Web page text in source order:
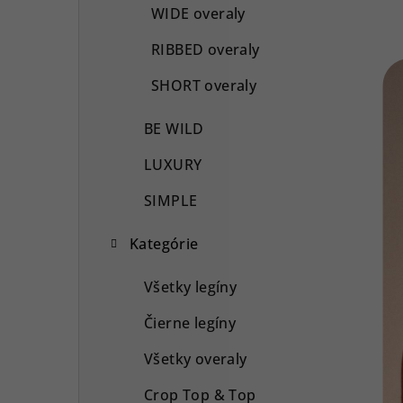
WIDE overaly
RIBBED overaly
SHORT overaly
BE WILD
LUXURY
SIMPLE
Kategórie
Všetky legíny
Čierne legíny
Všetky overaly
Crop Top & Top